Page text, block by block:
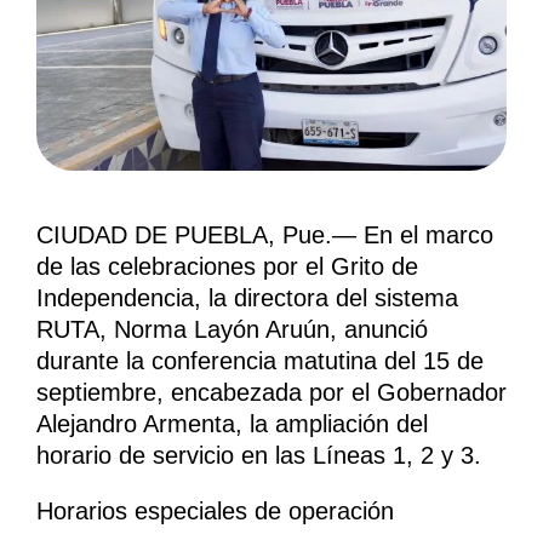
CIUDAD DE PUEBLA, Pue.— En el marco
de las celebraciones por el Grito de
Independencia, la directora del sistema
RUTA, Norma Layón Aruún, anunció
durante la conferencia matutina del 15 de
septiembre, encabezada por el Gobernador
Alejandro Armenta, la ampliación del
horario de servicio en las Líneas 1, 2 y 3.
Horarios especiales de operación